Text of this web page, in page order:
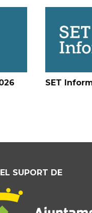
SET
SUPORT DE